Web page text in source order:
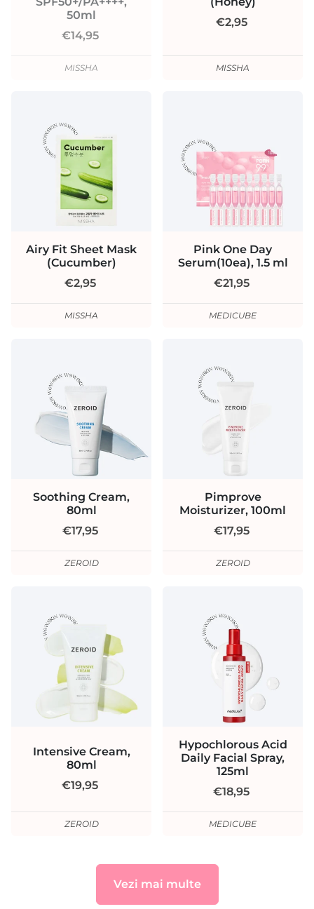
50ml
€14,95
MISSHA
€2,95
MISSHA
Airy Fit Sheet Mask
(Cucumber)
€2,95
MISSHA
Pink One Day
Serum(10ea), 1.5 ml
€21,95
MEDICUBE
Soothing Cream,
80ml
€17,95
ZEROID
Pimprove
Moisturizer, 100ml
€17,95
ZEROID
Intensive Cream,
80ml
€19,95
ZEROID
Hypochlorous Acid
Daily Facial Spray,
125ml
€18,95
MEDICUBE
Vezi mai multe